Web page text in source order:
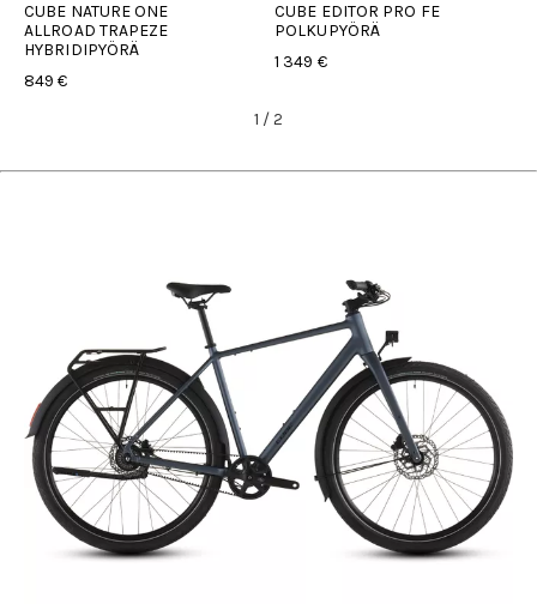
CUBE NATURE ONE
ALLROAD TRAPEZE
HYBRIDIPYÖRÄ
849 €
CUBE EDITOR PRO FE
POLKUPYÖRÄ
1 349 €
1 /2